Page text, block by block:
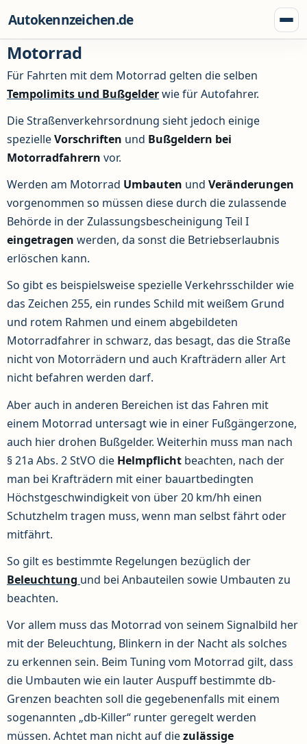
Autokennzeichen.de
Motorrad
Für Fahrten mit dem Motorrad gelten die selben
Tempolimits und Bußgelderwie für Autofahrer.
Die Straßenverkehrsordnung sieht jedoch einige
spezielleVorschriften und Bußgeldern bei
Motorradfahrern vor.
Werden am Motorrad Umbauten und Veränderungen
vorgenommen so müssen diese durch die zulassende
Behörde in der Zulassungsbescheinigung Teil I
eingetragen werden, da sonst die Betriebserlaubnis
erlöschen kann.
So gibt es beispielsweise spezielle Verkehrsschilder wie
das Zeichen 255, ein rundes Schild mit weißem Grund
und rotem Rahmen und einem abgebildeten
Motorradfahrer in schwarz, das besagt, das die Straße
nicht von Motorrädern und auch Krafträdern aller Art
nicht befahren werden darf.
Aber auch in anderen Bereichen ist das Fahren mit
einem Motorrad untersagt wie in einer Fußgängerzone,
auch hier drohen Bußgelder. Weiterhin muss man nach
§ 21a Abs. 2 StVO die Helmpflicht beachten, nach der
man bei Krafträdern mit einer bauartbedingten
Höchstgeschwindigkeit von über 20 km/hh einen
Schutzhelm tragen muss, wenn man selbst fährt oder
mitfährt.
So gilt es bestimmte Regelungen bezüglich der
Beleuchtung und bei Anbauteilen sowie Umbauten zu
beachten.
Vor allem muss das Motorrad von seinem Signalbild her
mit der Beleuchtung, Blinkern in der Nacht als solches
zu erkennen sein. Beim Tuning vom Motorrad gilt, dass
die Umbauten wie ein lauter Auspuff bestimmte db-
Grenzen beachten soll die gegebenenfalls mit einem
sogenannten „db-Killer“ runter geregelt werden
müssen. Achtet man nicht auf diezulässige